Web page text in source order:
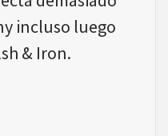
incluso luego
& Iron.